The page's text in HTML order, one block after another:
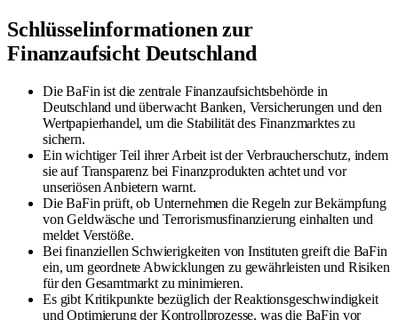
Schlüsselinformationen zur
Finanzaufsicht Deutschland
Die BaFin ist die zentrale Finanzaufsichtsbehörde in
Deutschland und überwacht Banken, Versicherungen und den
Wertpapierhandel, um die Stabilität des Finanzmarktes zu
sichern.
Ein wichtiger Teil ihrer Arbeit ist der Verbraucherschutz, indem
sie auf Transparenz bei Finanzprodukten achtet und vor
unseriösen Anbietern warnt.
Die BaFin prüft, ob Unternehmen die Regeln zur Bekämpfung
von Geldwäsche und Terrorismusfinanzierung einhalten und
meldet Verstöße.
Bei finanziellen Schwierigkeiten von Instituten greift die BaFin
ein, um geordnete Abwicklungen zu gewährleisten und Risiken
für den Gesamtmarkt zu minimieren.
Es gibt Kritikpunkte bezüglich der Reaktionsgeschwindigkeit
und Optimierung der Kontrollprozesse, was die BaFin vor